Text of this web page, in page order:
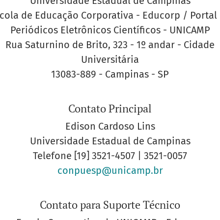
de Educação Corporativa - Educorp / Portal
Periódicos Eletrônicos Científicos - UNICAMP
Rua Saturnino de Brito, 323 - 1º andar - Cidade
Universitária
13083-889 - Campinas - SP
Contato Principal
Edison Cardoso Lins
Universidade Estadual de Campinas
Telefone [19] 3521-4507 | 3521-0057
conpuesp@unicamp.br
Contato para Suporte Técnico